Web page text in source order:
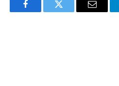
FacebookTwitter Email